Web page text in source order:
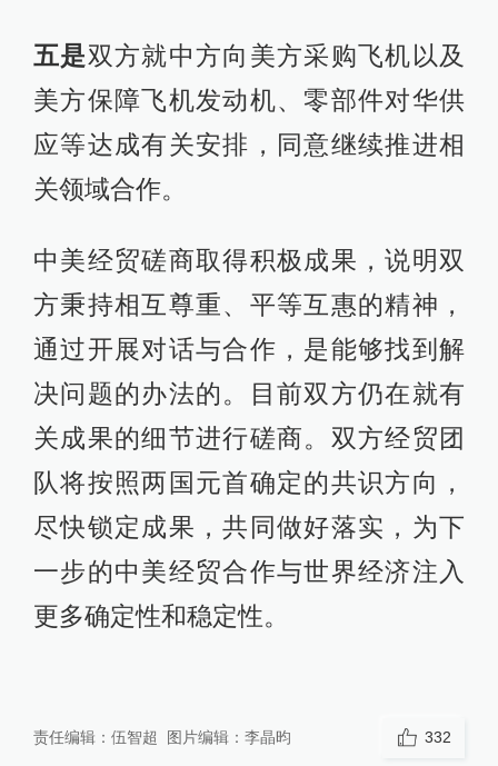
五是双方就中方向美方采购飞机以及
美方保障飞机发动机、零部件对华供
应等达成有关安排，同意继续推进相
关领域合作。
中美经贸磋商取得积极成果，说明双
方秉持相互尊重、平等互惠的精神，
通过开展对话与合作，是能够找到解
决问题的办法的。目前双方仍在就有
关成果的细节进行磋商。双方经贸团
队将按照两国元首确定的共识方向，
尽快锁定成果，共同做好落实，为下
一步的中美经贸合作与世界经济注入
更多确定性和稳定性。
责任编辑： 伍智超 图片编辑： 李晶昀 332